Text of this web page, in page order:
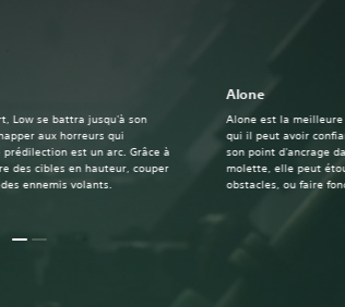
Low se battra jusqu'à son
aux horreurs qui
est un arc. Grâce à
des cibles en hauteur, couper
ennemis volants.
Alone
Alone est la meilleure
qui il peut avoir
son point d'ancrage
molette, elle peut
obstacles, ou faire